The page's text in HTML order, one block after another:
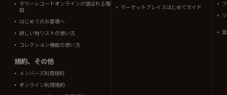
タワーレコードオンラインが選ばれる理
由
はじめてのお客様へ
欲しい物リストの使い方
コレクション機能の使い方
規約、その他
メンバーズ利用規約
オンライン利用規約
マーケットプレイスはじめてガイド